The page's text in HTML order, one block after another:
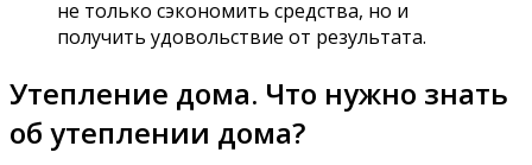
не только сэкономить средства, но и
получить удовольствие от результата.
Утепление дома. Что нужно знать
об утеплении дома?